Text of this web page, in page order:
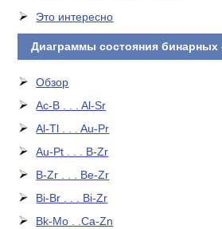
Это интересно
Диаграммы состояния бинарных
Обзор
Ac-B . . . Al-Sr
Al-Tl . . . Au-Pr
Au-Pt . . . B-Zr
B-Zr . . . Be-Zr
Bi-Br . . . Bi-Zr
Bk-Mo . .Ca-Zn